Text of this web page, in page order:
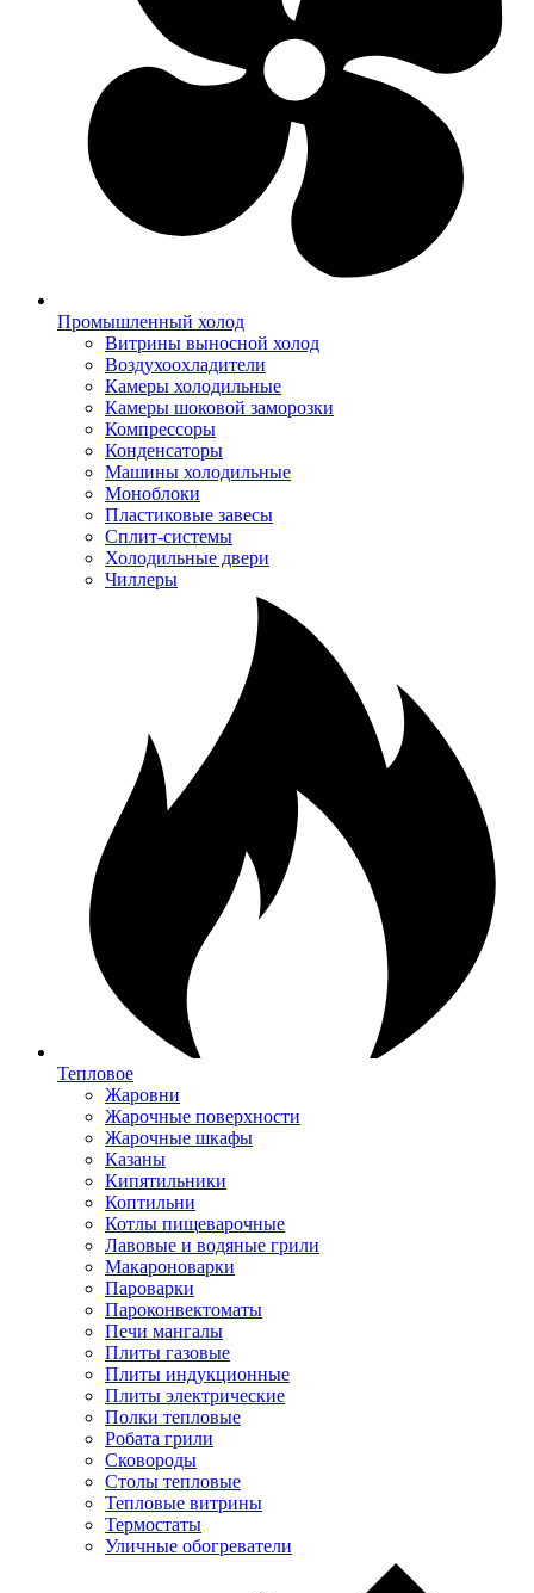
Промышленный холод
Витрины выносной холод
Воздухоохладители
Камеры холодильные
Камеры шоковой заморозки
Компрессоры
Конденсаторы
Машины холодильные
Моноблоки
Пластиковые завесы
Сплит-системы
Холодильные двери
Чиллеры
Тепловое
Жаровни
Жарочные поверхности
Жарочные шкафы
Казаны
Кипятильники
Коптильни
Котлы пищеварочные
Лавовые и водяные грили
Макароноварки
Пароварки
Пароконвектоматы
Печи мангалы
Плиты газовые
Плиты индукционные
Плиты электрические
Полки тепловые
Робата грили
Сковороды
Столы тепловые
Тепловые витрины
Термостаты
Уличные обогреватели